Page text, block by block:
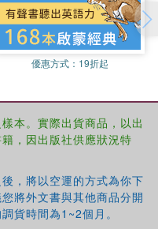
優惠方式： 19折起
本。實際出貨商品，以出
，因出版社供應狀況特
，將以空運的方式為你下
將外文書與其他商品分開
貨時間為1~2個月。